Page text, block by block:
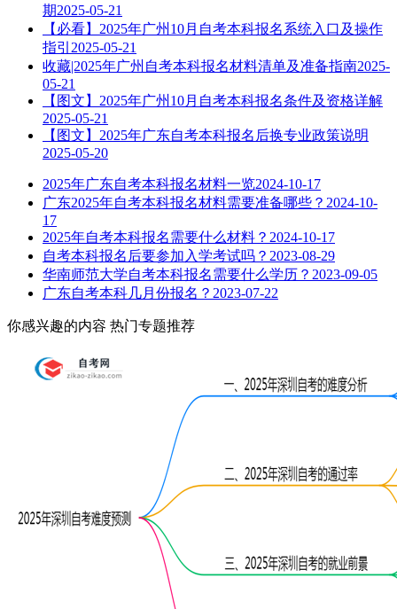
期2025-05-21
【必看】2025年广州10月自考本科报名系统入口及操作
指引 2025-05-21
收藏|2025年广州自考本科报名材料清单及准备指南2025-
05-21
【图文】2025年广州10月自考本科报名条件及资格详解
2025-05-21
【图文】2025年广东自考本科报名后换专业政策说明
2025-05-20
2025年广东自考本科报名材料一览2024-10-17
广东2025年自考本科报名材料需要准备哪些？ 2024-10-
17
2025年自考本科报名需要什么材料？ 2024-10-17
自考本科报名后要参加入学考试吗？ 2023-08-29
华南师范大学自考本科报名需要什么学历？ 2023-09-05
广东自考本科几月份报名？ 2023-07-22
你感兴趣的内容 热门专题推荐